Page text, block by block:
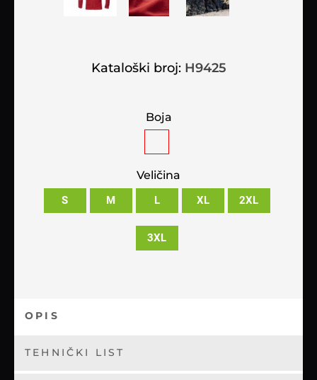
Kataloški broj: H9425
Boja
Veličina
S M L XL 2XL
3XL
OPIS
TEHNIČKI LIST